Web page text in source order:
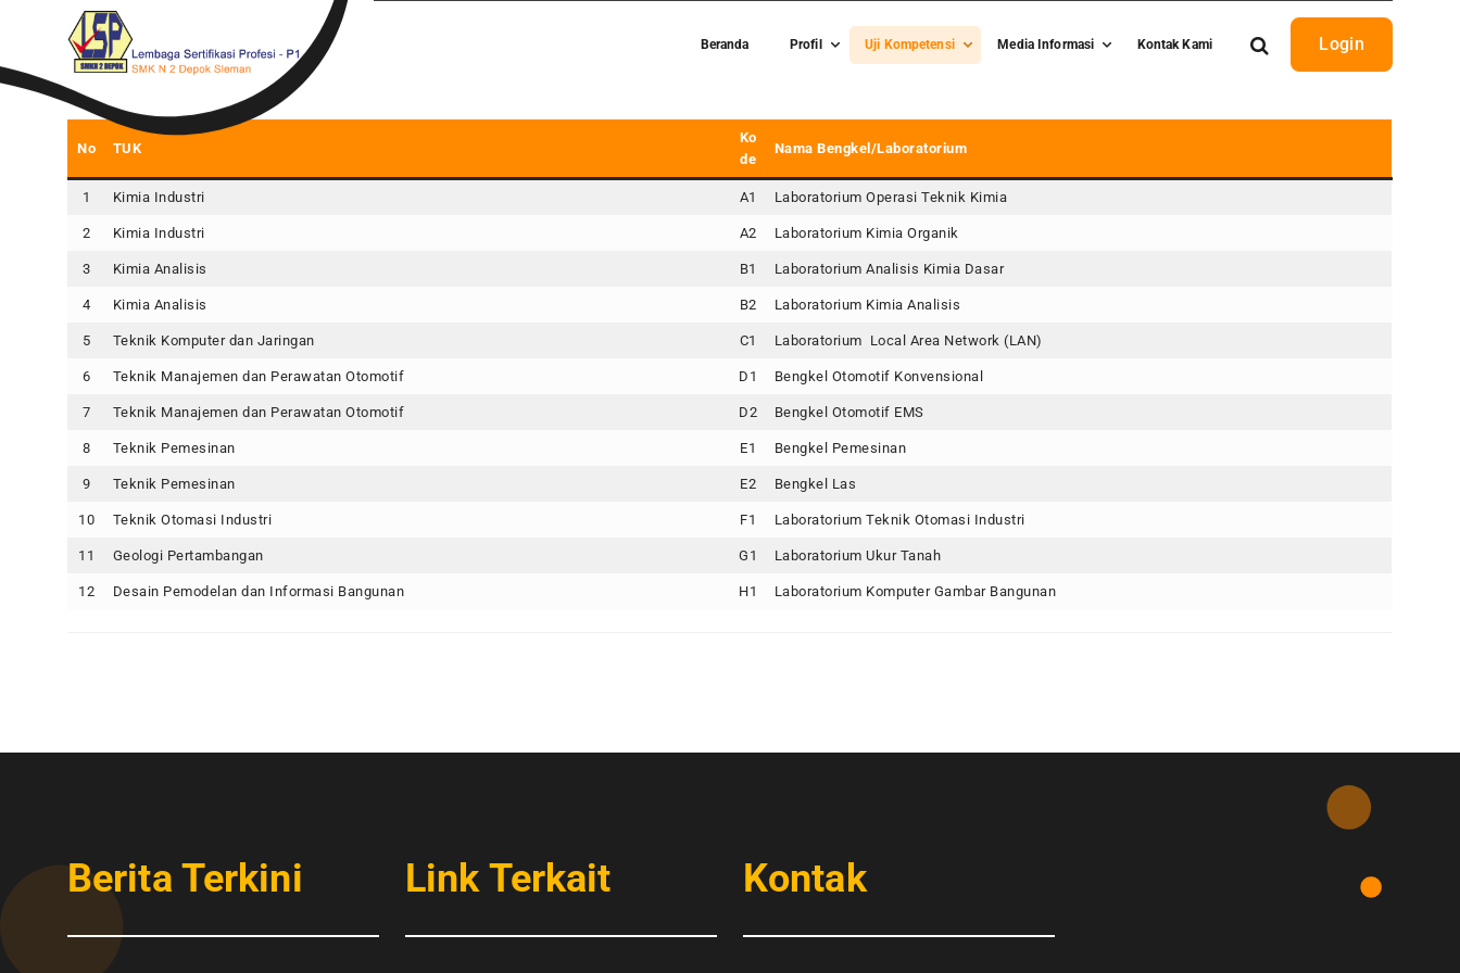
p
Kompeten dan Terampil
Beranda Profil Uji Kompetensi Media Informasi Kontak Kami Login
No TUK
Ko
de
Nama Bengkel /Laboratorium
1 Kimia Industri A1 Laboratorium Operasi Teknik Kimia
2 Kimia Industri A2 Laboratorium Kimia Organik
3 Kimia Analisis B1 Laboratorium Analisis Kimia Dasar
4 Kimia Analisis B2 Laboratorium Kimia Analisis
5 Teknik Komputer dan Jaringan C1 Laboratorium Local Area Network (LAN)
6 Teknik Manajemen dan Perawatan Otomotif D1 Bengkel Otomotif Konvensional
7 Teknik Manajemen dan Perawatan Otomotif D2 Bengkel Otomotif EMS
8 Teknik Pemesinan E1 Bengkel Pemesinan
9 Teknik Pemesinan E2 Bengkel Las
10 Teknik Otomasi Industri F1 Laboratorium Teknik Otomasi Industri
11 Geologi Pertambangan G1 Laboratorium Ukur Tanah
12 Desain Pemodelan dan Informasi Bangunan H1 Laboratorium Komputer Gambar Bangunan
Berita Terkini Link Terkait Kontak